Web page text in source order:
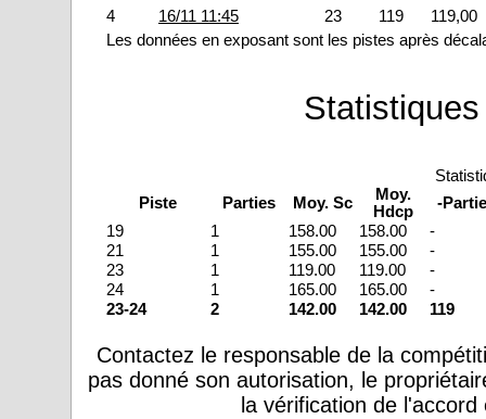
4
16/11 11:45 23 119
119,00
Les données en exposant sont les pistes après
Piste
Parties Moy. Sc
Moy.
Hdcp
-Partie
19
1 158.00 158.00
-
21
1 155.00 155.00
-
23
1 119.00 119.00
-
24
1 165.00 165.00
-
23-24
2 142.00 142.00 119
Contactez le responsable de la
pas donné son autorisation, le
la vérification de